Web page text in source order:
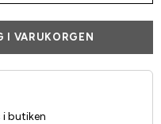
I VARUKORGEN
butiken